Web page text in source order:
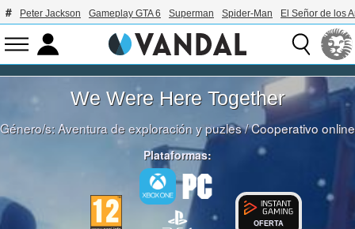
Peter Jackson Gameplay GTA 6 Superman Spider-Man El Señor de los
We Were Here Together
Género/s:Aventura de exploración y puzles/Cooperativo online
Plataformas:
OFERTA